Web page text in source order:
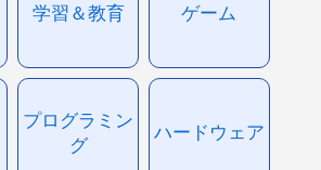
学習＆教育 ゲーム
プログラミン
グ
ハードウェア